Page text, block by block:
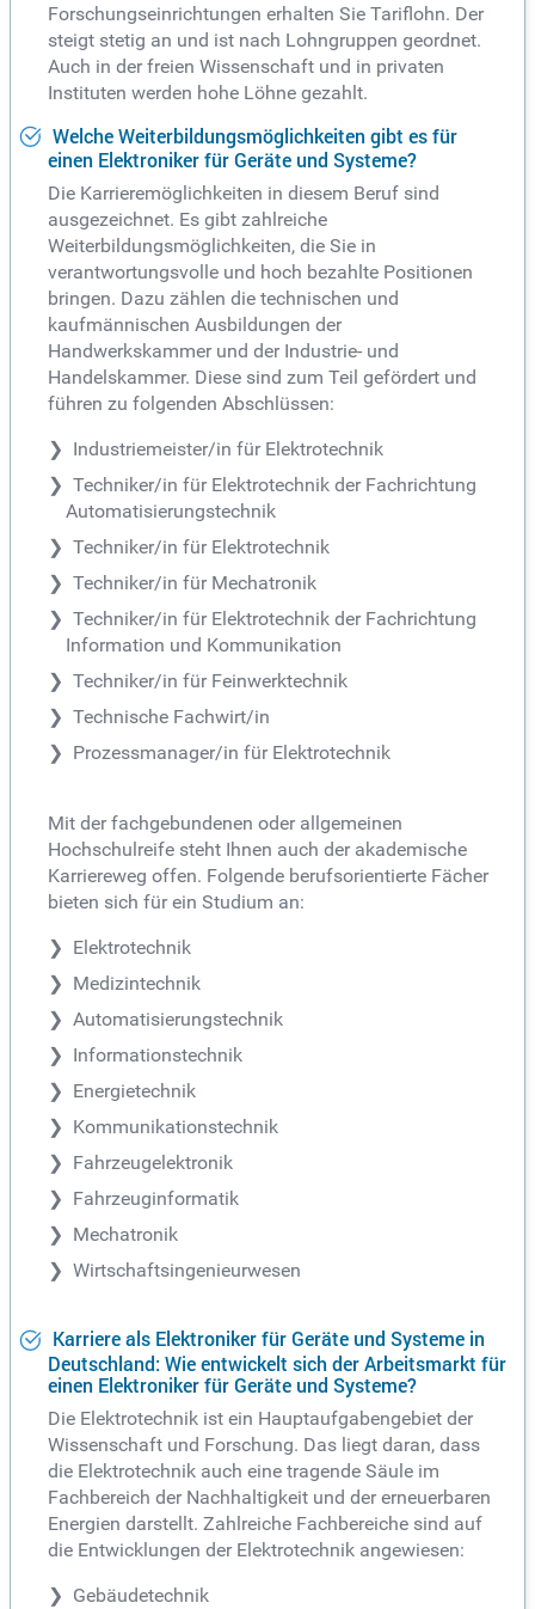
Forschungseinrichtungen erhalten Sie Tariflohn. Der
steigt stetig an und ist nach Lohngruppen geordnet.
Auch in der freien Wissenschaft und in privaten
Instituten werden hohe Löhne gezahlt.
Welche Weiterbildungsmöglichkeiten gibt es für
einen Elektroniker für Geräte und Systeme?
Die Karrieremöglichkeiten in diesem Beruf sind
ausgezeichnet. Es gibt zahlreiche
Weiterbildungsmöglichkeiten, die Sie in
verantwortungsvolle und hoch bezahlte Positionen
bringen. Dazu zählen die technischen und
kaufmännischen Ausbildungen der
Handwerkskammer und der Industrie- und
Handelskammer. Diese sind zum Teil gefördert und
führen zu folgenden Abschlüssen:
Industriemeister/in für Elektrotechnik
Techniker/in für Elektrotechnik der Fachrichtung
Automatisierungstechnik
Techniker/in für Elektrotechnik
Techniker/in für Mechatronik
Techniker/in für Elektrotechnik der Fachrichtung
Information und Kommunikation
Techniker/in für Feinwerktechnik
Technische Fachwirt/in
Prozessmanager/in für Elektrotechnik
Mit der fachgebundenen oder allgemeinen
Hochschulreife steht Ihnen auch der akademische
Karriereweg offen. Folgende berufsorientierte Fächer
bieten sich für ein Studium an:
Elektrotechnik
Medizintechnik
Automatisierungstechnik
Informationstechnik
Energietechnik
Kommunikationstechnik
Fahrzeugelektronik
Fahrzeuginformatik
Mechatronik
Wirtschaftsingenieurwesen
Karriere als Elektroniker für Geräte und Systeme in
Deutschland: Wie entwickelt sich der Arbeitsmarkt für
einen Elektroniker für Geräte und Systeme?
Die Elektrotechnik ist ein Hauptaufgabengebiet der
Wissenschaft und Forschung. Das liegt daran, dass
die Elektrotechnik auch eine tragende Säule im
Fachbereich der Nachhaltigkeit und der erneuerbaren
Energien darstellt. Zahlreiche Fachbereiche sind auf
die Entwicklungen der Elektrotechnik angewiesen:
Gebäudetechnik